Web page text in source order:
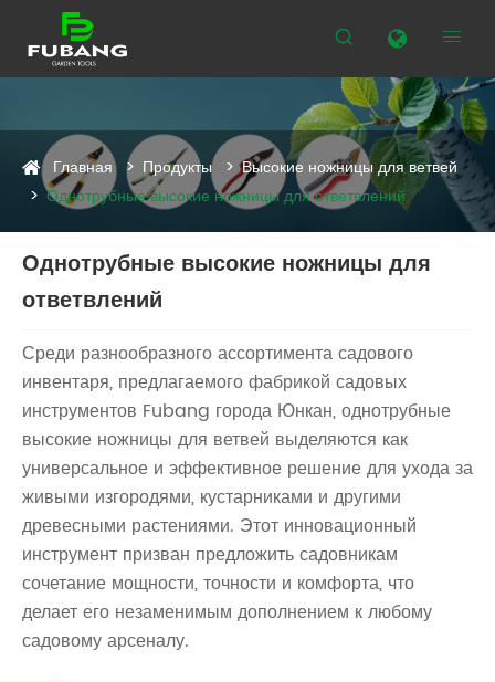
 
Главная Продукты
Высокие ножницы для ветвей
Однотрубные высокие ножницы для ответвлений
Однотрубные высокие ножницы для
ответвлений
Среди разнообразного ассортимента садового
инвентаря, предлагаемого фабрикой садовых
инструментов Fubang города Юнкан, однотрубные
высокие ножницы для ветвей выделяются как
универсальное и эффективное решение для ухода за
живыми изгородями, кустарниками и другими
древесными растениями. Этот инновационный
инструмент призван предложить садовникам
сочетание мощности, точности и комфорта, что
делает его незаменимым дополнением к любому
садовому арсеналу.